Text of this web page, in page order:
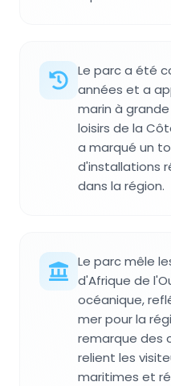
Le parc a été
années et a
marin à
loisirs de la
a marqué un
d'installations
dans la région.
Le parc mêle
d'Afrique de
océanique,
mer pour la
remarque des
relient les
maritimes et